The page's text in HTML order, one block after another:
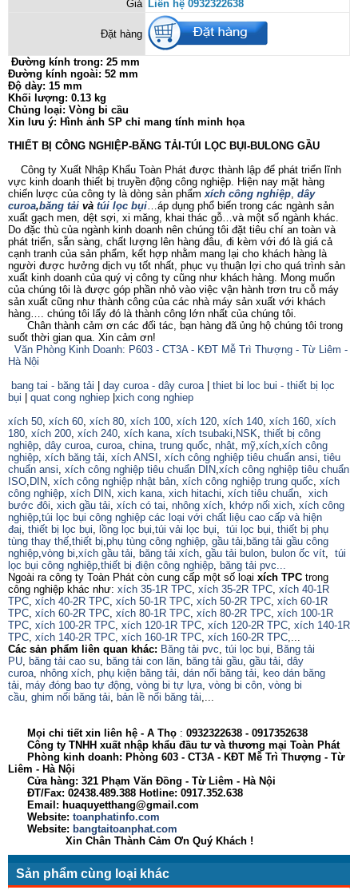
Giá Liên hệ 0932322638
Đặt hàng
Đường kính trong: 25 mm
Đường kính ngoài: 52 mm
Độ dày: 15 mm
Khối lượng: 0.13 kg
Chủng loại: Vòng bi cầu
Xin lưu ý: Hình ảnh SP chỉ mang tính minh họa
THIẾT BỊ CÔNG NGHIỆP-BĂNG TẢI-TÚI LỌC BỤI-BULONG GẦU
Công ty Xuất Nhập Khẩu Toàn Phát được thành lập để phát triển lĩnh
vực kinh doanh thiết bị truyền động công nghiệp. Hiện nay mặt hàng
chiến lược của công ty là dòng sản phẩm xích công nghiệp, dây
curoa,băng tải và túi lọc bụi…áp dụng phổ biến trong các ngành sản
xuất gạch men, dệt sợi, xi măng, khai thác gỗ…và một số ngành khác.
Do đặc thù của ngành kinh doanh nên chúng tôi đặt tiêu chí an toàn và
phát triển, sẵn sàng, chất lượng lên hàng đâu, đi kèm với đó là giá cả
cạnh tranh của sản phẩm, kết hợp nhằm mang lại cho khách hàng là
người được hưởng dịch vụ tốt nhất, phục vụ thuận lợi cho quá trình sản
xuất kinh doanh của quý vị công ty cũng như khách hàng. Mong muốn
của chúng tôi là được góp phần nhỏ vào việc vận hành trơn tru cỗ máy
sản xuất cũng như thành công của các nhà máy sản xuất với khách
hàng…. chúng tôi lấy đó là thành công lớn nhất của chúng tôi.
Chân thành cảm ơn các đối tác, bạn hàng đã ủng hộ chúng tôi trong
suốt thời gian qua. Xin cảm ơn!
Văn Phòng Kinh Doanh: P603 - CT3A - KĐT Mễ Trì Thượng - Từ Liêm -
Hà Nội
bang tai - băng tải
day curoa - dây curoa| thiet bi loc bui - thiết bị lọc
bụi
quat cong nghiep xich cong nghiep
xích 50, xích 60, xích 80, xích 100, xích 120, xích 140, xích 160, xích
180, xích 200, xích 240, xích kana, xích tsubaki, NSK, thiết bị công
nghiệp, dây curoa, curoa, china, trung quốc, nhật, mỹ,xích,xích công
nghiệp, xích băng tải, xích ANSI , xích công nghiệp tiêu chuẩn ansi, tiêu
chuẩn ansi, xích công nghiệp tiêu chuẩn DIN,xích công nghiệp tiêu chuẩn
ISO, DIN, xích công nghiệp nhật bản, xích công nghiệp trung quốc, xích
công nghiệp, xích DIN, xich kana, xich hitachi, xích tiêu chuẩn, xich
bước đôi, xich gầu tải, xích có tai, nhông xích, khớp nối xich, xích công
nghiệp,túi lọc bụi công nghiệp các loại với chất liệu cao cấp và hiện
đaị, thiết bị lọc bụi, lồng lọc bụi,túi vải lọc bụi, túi lọc bụi, thiết bị phụ
tùng thay thế,thiết bị,phụ tùng công nghiệp, gầu tải, băng tải gầu công
nghiệp,vòng bi,xích gầu tải, băng tải xích, gầu tải bulon, bulon ốc vít, túi
lọc bụi công nghiệp,thiết bị điện công nghiệp, băng tải pvc...
Ngoài ra công ty Toàn Phát còn cung cấp một số loại xích TPC trong
công nghiệp khác như: xích 35-1R TPC, xích 35-2R TPC, xích 40-1R
TPC, xích 40-2R TPC, xích 50-1R TPC, xích 50-2R TPC, xích 60-1R
TPC, xích 60-2R TPC, xích 80-1R TPC, xích 80-2R TPC, xích 100-1R
TPC, xích 100-2R TPC, xích 120-1R TPC, xích 120-2R TPC, xích 140-1R
TPC, xích 140-2R TPC, xích 160-1R TPC, xích 160-2R TPC,...
Các sản phẩm liên quan khác: Băng tải pvc, túi lọc bụi, Băng tải
PU, băng tải cao su, băng tải con lăn, băng tải gầu, gầu tải, dây
curoa, nhông xích, phụ kiện băng tải, dán nối băng tải, keo dán băng
tải, máy đóng bao tự động, vòng bi tự lựa, vòng bi côn, vòng bi
cầu, ghim nối băng tải, bản lề nối băng tải,...
Mọi chi tiết xin liên hệ - A Thọ : 0932322638 - 0917352638
Công ty TNHH xuất nhập khẩu đầu tư và thương mại Toàn Phát
Phòng kinh doanh: Phòng 603 - CT3A - KĐT Mễ Trì Thượng - Từ
Liêm - Hà Nội
Cửa hàng: 321 Phạm Văn Đồng - Từ Liêm - Hà Nội
ĐT/Fax: 02438.489.388 Hotline: 0917.352.638
Email: huaquyetthang@gmail.com
Website: toanphatinfo.com
Website: bangtaitoanphat.com
Xin Chân Thành Cảm Ơn Quý Khách !
Sản phẩm cùng loại khác